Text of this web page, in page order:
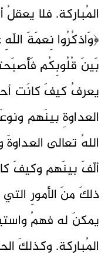
المُباركة. فلا
﴿وَاذكُرُوا نِعمَةَ
بَينَ قُلُوبِكُم
يعرفُ كيفَ كانَت
العداوةِ بينَهم
اللهُ تعالى
ألّفَ بينَهم وكيفَ
ذلكَ منَ الأمورِ
يمكنَ له فهمُ
المُباركة. وكذلكَ